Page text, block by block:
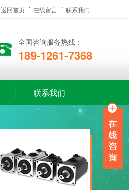
返回首页 在线留言 联系我们
全国咨询服务热线：
189-1261-7368
联系我们